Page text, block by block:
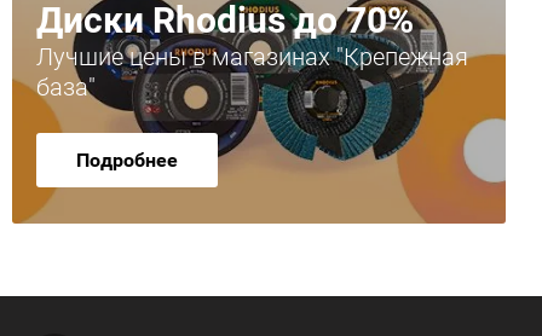
Диски Rhodius до 70%
Лучшие цены в магазинах "Крепежная
база"
Подробнее